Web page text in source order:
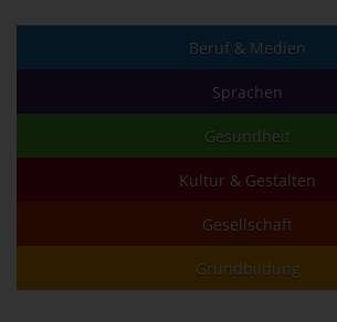
Beruf & Medien
Sprachen
Gesundheit
Kultur & Gestalten
Gesellschaft
Grundbildung